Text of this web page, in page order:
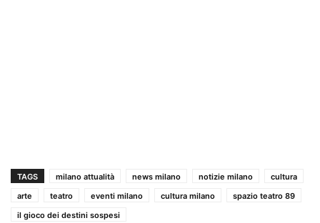
TAGS milano attualità news milano notizie milano
cultura
arte
teatro eventi milano cultura milano
spazio teatro 89
il gioco dei destini sospesi